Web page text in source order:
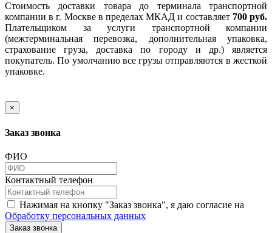
Стоимость доставки товара до терминала транспортной
компании в г. Москве в пределах МКАД и составляет 700 руб.
Плательщиком за услуги транспортной компании
(межтерминальная перевозка, дополнительная упаковка,
страхование груза, доставка по городу и др.) является
покупатель. По умолчанию все грузы отправляются в жесткой
упаковке.
×
Заказ звонка
ФИО
Контактный телефон
Нажимая на кнопку "Заказ звонка", я даю согласие на
Обработку персональных данных
Заказ звонка